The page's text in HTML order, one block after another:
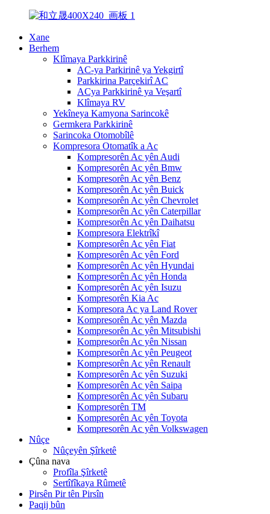
Xane
Berhem
Klîmaya Parkkirinê
AC-ya Parkirinê ya Yekgirtî
Parkkirina Parçekirî AC
ACya Parkkirinê ya Veşartî
Klîmaya RV
Yekîneya Kamyona Sarincokê
Germkera Parkkirinê
Sarincoka Otomobîlê
Kompresora Otomatîk a Ac
Kompresorên Ac yên Audi
Kompresorên Ac yên Bmw
Kompresorên Ac yên Benz
Kompresorên Ac yên Buick
Kompresorên Ac yên Chevrolet
Kompresorên Ac yên Caterpillar
Kompresorên Ac yên Daihatsu
Kompresora Elektrîkî
Kompresorên Ac yên Fiat
Kompresorên Ac yên Ford
Kompresorên Ac yên Hyundai
Kompresorên Ac yên Honda
Kompresorên Ac yên Isuzu
Kompresorên Kia Ac
Kompresora Ac ya Land Rover
Kompresorên Ac yên Mazda
Kompresorên Ac yên Mitsubishi
Kompresorên Ac yên Nissan
Kompresorên Ac yên Peugeot
Kompresorên Ac yên Renault
Kompresorên Ac yên Suzuki
Kompresorên Ac yên Saipa
Kompresorên Ac yên Subaru
Kompresorên TM
Kompresorên Ac yên Toyota
Kompresorên Ac yên Volkswagen
Nûçe
Nûçeyên Şîrketê
Çûna nava
Profîla Şîrketê
Sertîfîkaya Rûmetê
Pirsên Pir tên Pirsîn
Paqij bûn